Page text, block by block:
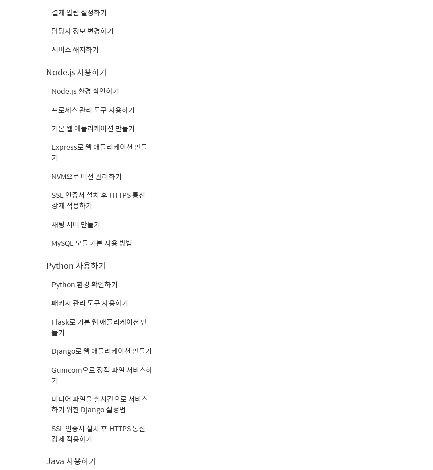
결제 알림 설정하기
담당자 정보 변경하기
서비스 해지하기
Node.js 사용하기
Node.js 환경 확인하기
프로세스 관리 도구 사용하기
기본 웹 애플리케이션 만들기
Express로 웹 애플리케이션 만들
기
NVM으로 버전 관리하기
SSL 인증서 설치 후 HTTPS 통신
강제 적용하기
채팅 서버 만들기
MySQL 모듈 기본 사용 방법
Python 사용하기
Python 환경 확인하기
패키지 관리 도구 사용하기
Flask로 기본 웹 애플리케이션 만
들기
Django로 웹 애플리케이션 만들기
Gunicorn으로 정적 파일 서비스하
기
미디어 파일을 실시간으로 서비스
하기 위한 Django 설정법
SSL 인증서 설치 후 HTTPS 통신
강제 적용하기
Java 사용하기